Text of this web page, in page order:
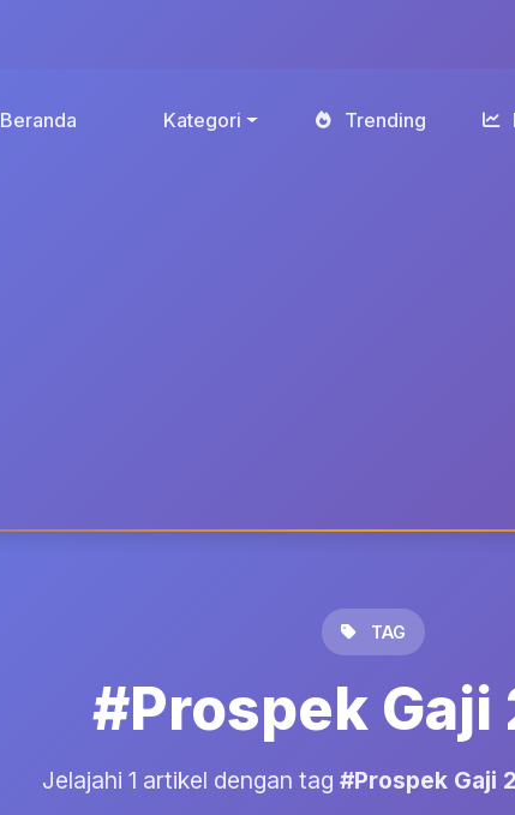
Beranda Kategori Trending
TAG
#Prospek Gaji
Jelajahi 1 artikel dengan tag #Prospek Gaji